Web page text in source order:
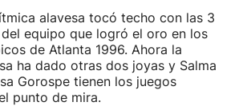
alavesa tocó techo con las 3
equipo que logró el oro en los
de Atlanta 1996. Ahora la
ha dado otras dos joyas y Salma
Gorospe tienen los juegos
punto de mira.